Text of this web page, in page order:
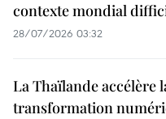
contexte mondial
28/07/2026 03:32
La Thaïlande accélère
transformation